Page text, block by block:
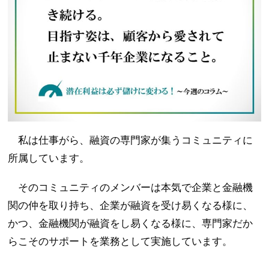
私は仕事がら、融資の専門家が集うコミュニティに
所属しています。
そのコミュニティのメンバーは本気で企業と金融機
関の仲を取り持ち、企業が融資を受け易くなる様に、
かつ、金融機関が融資をし易くなる様に、専門家だか
らこそのサポートを業務として実施しています。